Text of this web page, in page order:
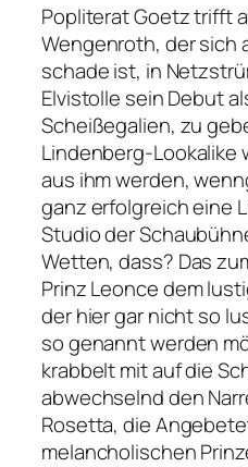
Popliterat Goetz trifft
Wengenroth, der sich
schade ist, in
Elvistolle sein Debut
Scheißegalien, zu
Lindenberg-Lookalike
aus ihm werden,
ganz erfolgreich eine
Studio der
Wetten, dass? Das
Prinz Leonce dem
der hier gar nicht so
so genannt werden
krabbelt mit auf die
abwechselnd den
Rosetta, die
melancholischen